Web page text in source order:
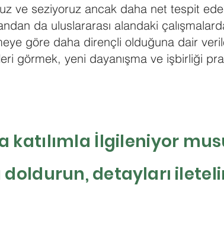
ve seziyoruz ancak daha net tespit
da uluslararası alandaki
göre daha dirençli olduğuna dair
görmek, yeni dayanışma ve işbirliği
katılımla İlgileniyor
doldurun, detayları